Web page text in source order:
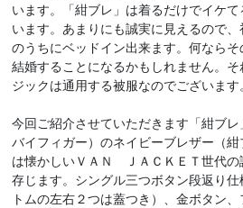
います。「紺ブレ」は着るだけでイケ
います。あまりにも誠実に見えるので
のうちにベッドイン出来ます。何なら
結婚することになるかもしれません。
ジックは通用する被服なのでございます
今回ご紹介させていただきます「紺ブ
バイフィガー）のネイビーブレザー（
は懐かしいＶＡＮ ＪＡＣＫＥＴ世代の
存じます。シングル三つボタン段返り
トムの左右２つは蓋つき）、金ボタン